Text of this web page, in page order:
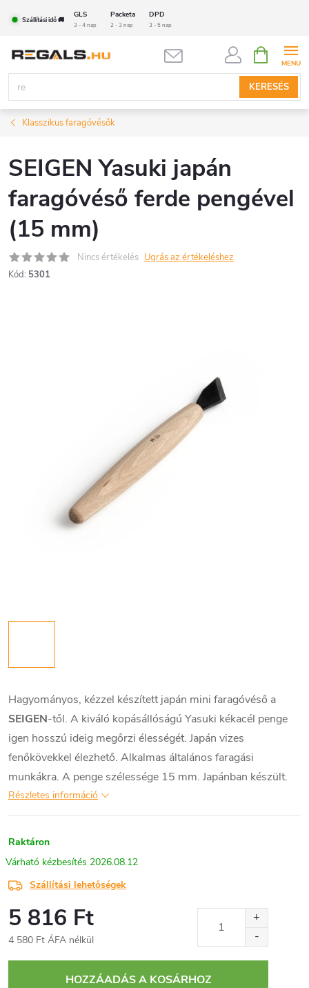
tartalomhoz
Szállítási idő 🚚
GLS Packeta DPD
3 - 4 nap 2 - 3 nap 3 - 5 nap
KERESÉS
KOSÁR
Klasszikus faragóvésők
SEIGEN Yasuki japán
faragóvéső ferde pengével
(15 mm)
Nincs értékelés Ugrás az értékeléshez
Kód: 5301
Hagyományos, kézzel készített japán mini faragóvéső a
SEIGEN-től. A kiváló kopásállóságú Yasuki kékacél penge
igen hosszú ideig megőrzi élességét. Japán vizes
fenőkövekkel élezhető. Alkalmas általános faragási
munkákra. A penge szélessége 15 mm. Japánban készült.
Részletes információ
Raktáron
2026.08.12
Szállítási lehetőségek
5 816 Ft
4 580 Ft ÁFA nélkül
HOZZÁADÁS A KOSÁRHOZ